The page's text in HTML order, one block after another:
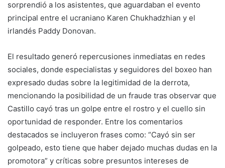
sorprendió a los asistentes, que aguardaban el evento
principal entre el ucraniano Karen Chukhadzhian y el
irlandés Paddy Donovan.
El resultado generó repercusiones inmediatas en redes
sociales, donde especialistas y seguidores del boxeo han
expresado dudas sobre la legitimidad de la derrota,
mencionando la posibilidad de un fraude tras observar que
Castillo cayó tras un golpe entre el rostro y el cuello sin
oportunidad de responder. Entre los comentarios
destacados se incluyeron frases como: “Cayó sin ser
golpeado, esto tiene que haber dejado muchas dudas en la
promotora” y críticas sobre presuntos intereses de